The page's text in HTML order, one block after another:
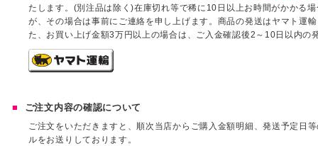
たします。(別注品は除く)在庫切れ等で稀に10日以上お時間がかかる
が、その場合は事前にご連絡を申し上げます。商品の発送はヤマト運
た、お買い上げ金額3万円以上の場合は、ご入金確認後2～10日以内の
ご注文内容の確認について
ご注文をいただきますと、順次当店からご購入金額明細、発送予定日
ルをお送りしております。